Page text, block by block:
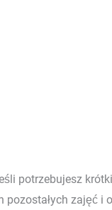
potrzebujesz
pozostałych zajęć i